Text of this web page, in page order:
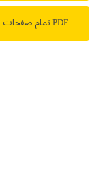
PDF تمام صفحات